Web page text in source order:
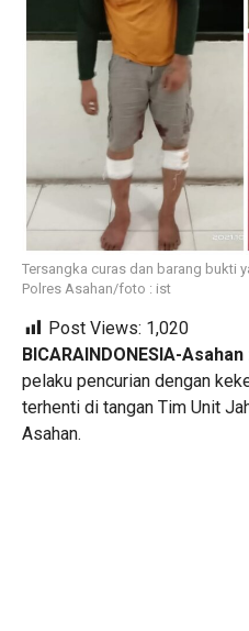
Tersangka curas dan barang bukti
Polres Asahan/foto : ist
Post Views: 1,020
BICARAINDONESIA-Asahan
pelaku pencurian dengan
terhenti di tangan Tim Unit
Asahan.